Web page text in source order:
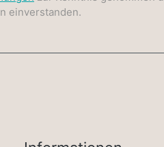
einverstanden.